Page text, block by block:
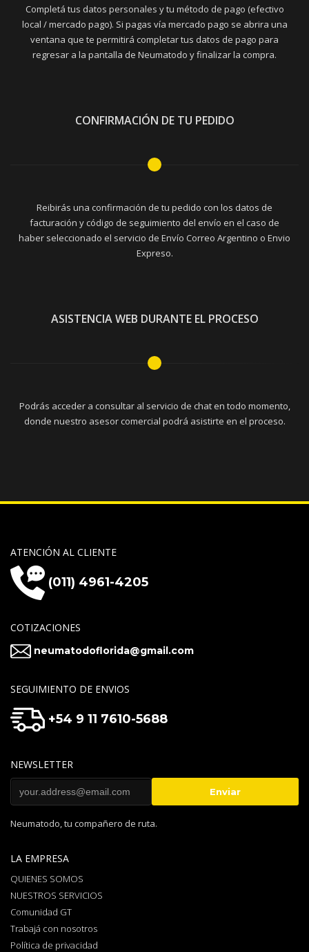
Completá tus datos personales y tu método de pago (efectivo
local / mercado pago). Si pagas vía mercado pago se abrira una
ventana que te permitirá completar tus datos de pago para
regresar a la pantalla de Neumatodo y finalizar la compra.
CONFIRMACIÓN DE TU PEDIDO
Reibirás una confirmación de tu pedido con los datos de
facturación y código de seguimiento del envío en el caso de
haber seleccionado el servicio de Envío Correo Argentino o Envio
Expreso.
ASISTENCIA WEB DURANTE EL PROCESO
Podrás acceder a consultar al servicio de chat en todo momento,
donde nuestro asesor comercial podrá asistirte en el proceso.
ATENCIÓN AL CLIENTE
(011) 4961-4205
COTIZACIONES
neumatodoflorida@gmail.com
SEGUIMIENTO DE ENVIOS
+54 9 11 7610-5688
NEWSLETTER
Neumatodo, tu compañero de ruta.
LA EMPRESA
QUIENES SOMOS
NUESTROS SERVICIOS
Comunidad GT
Trabajá con nosotros
Política de privacidad